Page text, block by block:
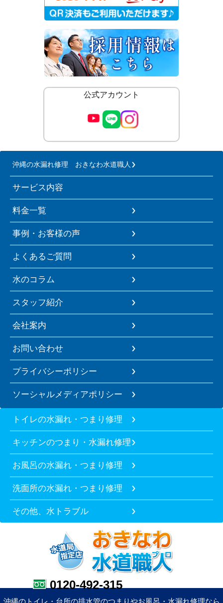
公式アカウント
沖縄の水漏れ修理 おきなわ水道職人
サービス内容
料金一覧
事例・お客様の声
よくあるご質問
水のコラム
スタッフ紹介
会社案内
お問い合わせ
プライバシーポリシー
ソーシャルメディアポリシー
トイレの水漏れ・つまり修理
キッチンのつまり・水漏れ修理
お風呂の水漏れ・つまり修理
洗面所の水漏れ・つまり修理
その他、水トラブル
0120-492-315
沖縄のトイレ・台所の排水管のつまりやお風呂・水漏れ修理なら